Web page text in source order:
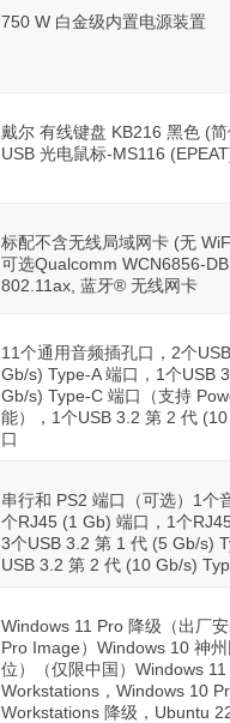
750 W 白金级内置电源装置
戴尔 有线键盘 KB216 黑色 (
USB 光电鼠标-MS116
标配不含无线局域网卡 (无
可选Qualcomm WCN6856-
802.11ax, 蓝牙® 无线网卡
11个通用音频插孔口，2个
Gb/s) Type-A 端口，1个USB
Gb/s) Type-C 端口（支持
能），1个USB 3.2 第 2 代
口
串行和 PS2 端口（可选）1个
个RJ45 (1 Gb) 端口，1个
3个USB 3.2 第 1 代 (5 Gb/s)
USB 3.2 第 2 代 (10 Gb/s)
Windows 11 Pro 降级（出厂
Pro Image）Windows 10 神
位）（仅限中国）Windows
Workstations，Windows 10
Workstations 降级，Ubuntu